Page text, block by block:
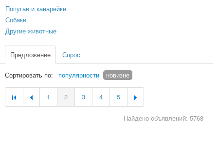
Попугаи и канарейки
Собаки
Другие животные
Предложение Спрос
Сортировать по: популярности новизне
1 2 3 4 5
Найдено объявлений: 5768